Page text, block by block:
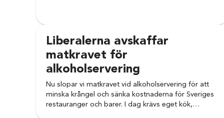
Liberalerna avskaffar
matkravet för
alkoholservering
Nu slopar vi matkravet vid alkoholservering för att
minska krångel och sänka kostnaderna för Sveriges
restauranger och barer. I dag krävs eget kök,…